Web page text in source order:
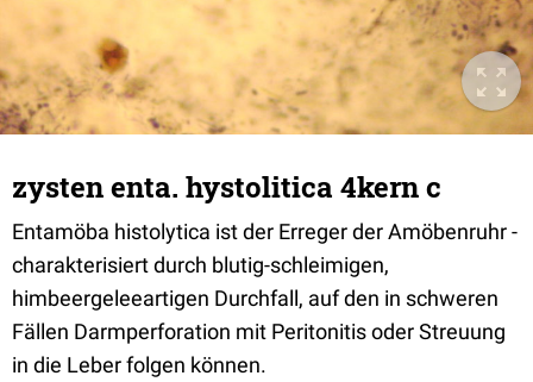
zysten enta. hystolitica 4kern c
Entamöba histolytica ist der Erreger der Amöbenruhr -
charakterisiert durch blutig-schleimigen,
himbeergeleeartigen Durchfall, auf den in schweren
Fällen Darmperforation mit Peritonitis oder Streuung
in die Leber folgen können.